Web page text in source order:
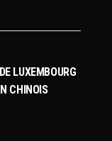
LUXEMBOURG
CHINOIS